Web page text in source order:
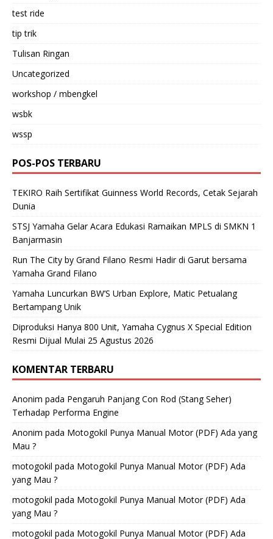
test ride
tip trik
Tulisan Ringan
Uncategorized
workshop / mbengkel
wsbk
wssp
POS-POS TERBARU
TEKIRO Raih Sertifikat Guinness World Records, Cetak Sejarah
Dunia
STSJ Yamaha Gelar Acara Edukasi Ramaikan MPLS di SMKN 1
Banjarmasin
Run The City by Grand Filano Resmi Hadir di Garut bersama
Yamaha Grand Filano
Yamaha Luncurkan BW’S Urban Explore, Matic Petualang
Bertampang Unik
Diproduksi Hanya 800 Unit, Yamaha Cygnus X Special Edition
Resmi Dijual Mulai 25 Agustus 2026
KOMENTAR TERBARU
Anonim pada Pengaruh Panjang Con Rod (Stang Seher)
Terhadap Performa Engine
Anonim pada Motogokil Punya Manual Motor (PDF) Ada yang
Mau ?
motogokil pada Motogokil Punya Manual Motor (PDF) Ada
yang Mau ?
motogokil pada Motogokil Punya Manual Motor (PDF) Ada
yang Mau ?
motogokil pada Motogokil Punya Manual Motor (PDF) Ada